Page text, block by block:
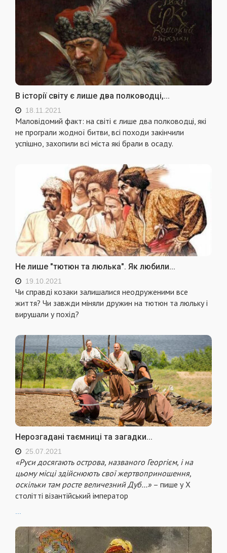
В історії світу є лише два полководці,...
18.11.2021
Маловідомий факт: на світі є лише два полководці, які
не програли жодної битви, всі походи закінчили
успішно, захопили всі міста які брали в осаду.
Не лише "тютюн та люлька". Як любили...
19.10.2021
Чи справді козаки залишалися неодруженими все
життя? Чи завжди міняли дружин на тютюн та люльку і
вирушали у похід?
Нерозгадані таємниці та загадки...
25.07.2021
«Руси досягають острова, названого Георгієм, і на
цьому місці здійснюють свої жертвоприношення,
оскільки там росте величезний Дуб…» – пише у Х
столітті візантійський імператор